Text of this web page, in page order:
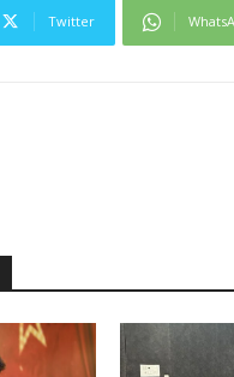
Twitter